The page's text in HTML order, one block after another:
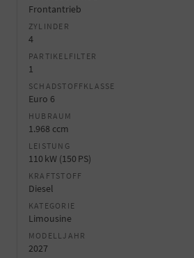
Frontantrieb
ZYLINDER
4
PARTIKELFILTER
1
SCHADSTOFFKLASSE
Euro 6
HUBRAUM
1.968 ccm
LEISTUNG
110 kW (150 PS)
KRAFTSTOFF
Diesel
KATEGORIE
Limousine
MODELLJAHR
2027